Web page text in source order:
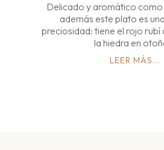
Delicado y aromático
además este plato es
preciosidad: tiene el rojo rubí
la hiedra en
LEER MÁS...